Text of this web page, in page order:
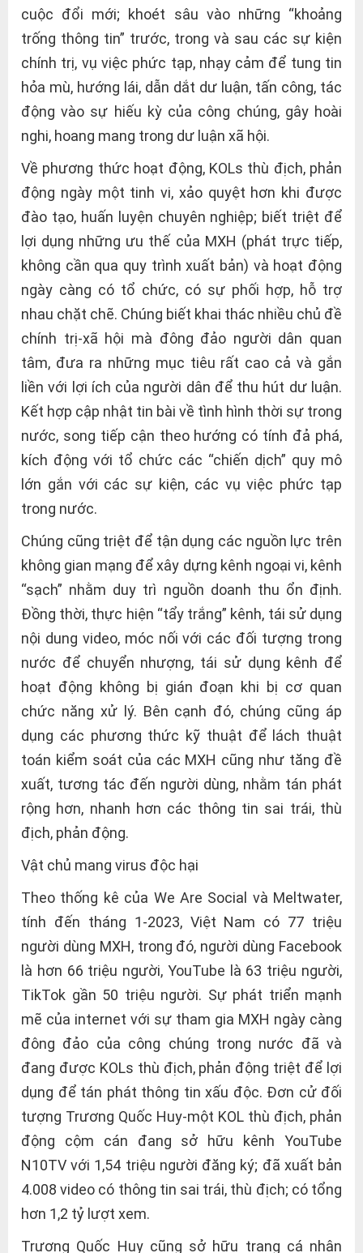
cuộc đổi mới; khoét sâu vào những “khoảng
trống thông tin” trước, trong và sau các sự kiện
chính trị, vụ việc phức tạp, nhạy cảm để tung tin
hỏa mù, hướng lái, dẫn dắt dư luận, tấn công, tác
động vào sự hiếu kỳ của công chúng, gây hoài
nghi, hoang mang trong dư luận xã hội.
Về phương thức hoạt động, KOLs thù địch, phản
động ngày một tinh vi, xảo quyệt hơn khi được
đào tạo, huấn luyện chuyên nghiệp; biết triệt để
lợi dụng những ưu thế của MXH (phát trực tiếp,
không cần qua quy trình xuất bản) và hoạt động
ngày càng có tổ chức, có sự phối hợp, hỗ trợ
nhau chặt chẽ. Chúng biết khai thác nhiều chủ đề
chính trị-xã hội mà đông đảo người dân quan
tâm, đưa ra những mục tiêu rất cao cả và gắn
liền với lợi ích của người dân để thu hút dư luận.
Kết hợp cập nhật tin bài về tình hình thời sự trong
nước, song tiếp cận theo hướng có tính đả phá,
kích động với tổ chức các “chiến dịch” quy mô
lớn gắn với các sự kiện, các vụ việc phức tạp
trong nước.
Chúng cũng triệt để tận dụng các nguồn lực trên
không gian mạng để xây dựng kênh ngoại vi, kênh
“sạch” nhằm duy trì nguồn doanh thu ổn định.
Đồng thời, thực hiện “tẩy trắng” kênh, tái sử dụng
nội dung video, móc nối với các đối tượng trong
nước để chuyển nhượng, tái sử dụng kênh để
hoạt động không bị gián đoạn khi bị cơ quan
chức năng xử lý. Bên cạnh đó, chúng cũng áp
dụng các phương thức kỹ thuật để lách thuật
toán kiểm soát của các MXH cũng như tăng đề
xuất, tương tác đến người dùng, nhằm tán phát
rộng hơn, nhanh hơn các thông tin sai trái, thù
địch, phản động.
Vật chủ mang virus độc hại
Theo thống kê của We Are Social và Meltwater,
tính đến tháng 1-2023, Việt Nam có 77 triệu
người dùng MXH, trong đó, người dùng Facebook
là hơn 66 triệu người, YouTube là 63 triệu người,
TikTok gần 50 triệu người. Sự phát triển mạnh
mẽ của internet với sự tham gia MXH ngày càng
đông đảo của công chúng trong nước đã và
đang được KOLs thù địch, phản động triệt để lợi
dụng để tán phát thông tin xấu độc. Đơn cử đối
tượng Trương Quốc Huy-một KOL thù địch, phản
động cộm cán đang sở hữu kênh YouTube
N10TV với 1,54 triệu người đăng ký; đã xuất bản
4.008 video có thông tin sai trái, thù địch; có tổng
hơn 1,2 tỷ lượt xem.
Trương Quốc Huy cũng sở hữu trang cá nhân